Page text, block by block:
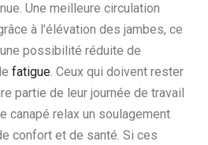
Une meilleure circulation
à l'élévation des jambes, ce
possibilité réduite de
fatigue. Ceux qui doivent rester
partie de leur journée de travail
canapé relax un soulagement
confort et de santé. Si ces